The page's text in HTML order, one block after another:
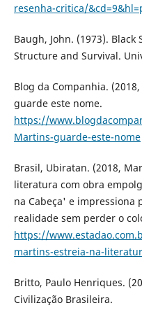
resenha-critica/
Baugh, John. (1973).
Structure and Survival.
Blog da Companhia.
guarde este nome.
https://
Martins-guarde-este-nome
Brasil, Ubiratan. (2018,
literatura com obra
na Cabeça' e impressiona
realidade sem perder o
https://
martins-estreia-na-
Britto, Paulo Henriques.
Civilização Brasileira.